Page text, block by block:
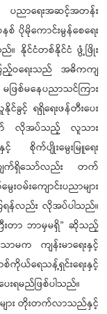
ပညာရေးအဆင့်အတန်း
စ် ပိုမိုကောင်းမွန်စေရေး
နိုင်ငံတစ်နိုင်ငံ ဖွံ့ဖြိုး
ည့်ဝရေးသည် အဓိကကျ
ြစ်မနေပညာသင်ကြား
င်ခွင့် ရရှိရေးဖန်တီးပေး
တွက် လိုအပ်သည့် လူသား
စိုက်ပျိုးမွေးမြူရေး
လျက်ရှိသော်လည်း တက်
းကျောင်းပညာများ
ရန်လည်း လိုအပ်ပါသည်။
းတာ ဘာမှမရှိ” ဆိုသည့်
သာမက ကျန်းမာရေးနှင့်
ကိုယ်ရေသန့်ရှင်းရေးနှင့်
းရမည်ဖြစ်ပါသည်။
များ တိုးတက်လာသည်နှင့်